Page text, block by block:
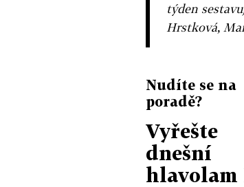
týden
Hrstková,
Nudíte se na
poradě?
Vyřešte
dnešní
hlavolam